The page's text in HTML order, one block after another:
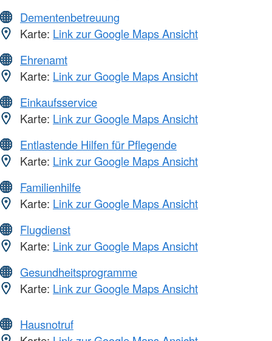
Dementenbetreuung
Karte: Link zur Google Maps Ansicht
Ehrenamt
Karte: Link zur Google Maps Ansicht
Einkaufsservice
Karte: Link zur Google Maps Ansicht
Entlastende Hilfen für Pflegende
Karte: Link zur Google Maps Ansicht
Familienhilfe
Karte: Link zur Google Maps Ansicht
Flugdienst
Karte: Link zur Google Maps Ansicht
Gesundheitsprogramme
Karte: Link zur Google Maps Ansicht
Hausnotruf